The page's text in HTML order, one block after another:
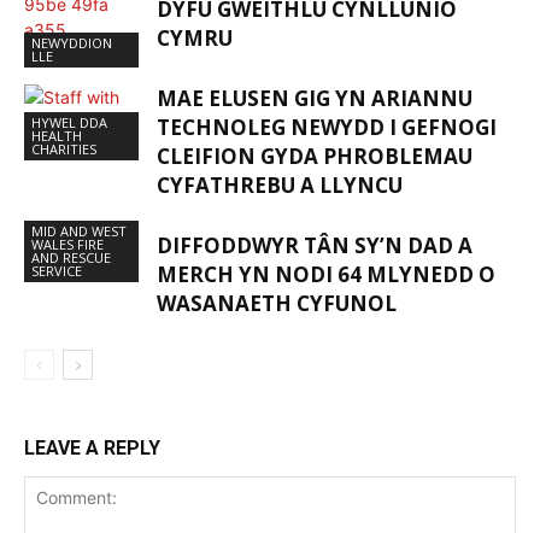
NEWYDDION
LLE
DYFU GWEITHLU CYNLLUNIO
CYMRU
HYWEL DDA
HEALTH
CHARITIES
MAE ELUSEN GIG YN ARIANNU
TECHNOLEG NEWYDD I GEFNOGI
CLEIFION GYDA PHROBLEMAU
CYFATHREBU A LLYNCU
MID AND WEST
WALES FIRE
AND RESCUE
SERVICE
DIFFODDWYR TÂN SY’N DAD A
MERCH YN NODI 64 MLYNEDD O
WASANAETH CYFUNOL
LEAVE A REPLY